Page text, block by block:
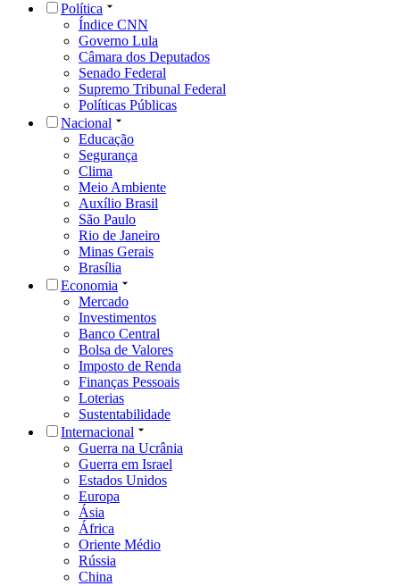
Política
Índice CNN
Governo Lula
Câmara dos Deputados
Senado Federal
Supremo Tribunal Federal
Políticas Públicas
Nacional
Educação
Segurança
Clima
Meio Ambiente
Auxílio Brasil
São Paulo
Rio de Janeiro
Minas Gerais
Brasília
Economia
Mercado
Investimentos
Banco Central
Bolsa de Valores
Imposto de Renda
Finanças Pessoais
Loterias
Sustentabilidade
Internacional
Guerra na Ucrânia
Guerra em Israel
Estados Unidos
Europa
Ásia
África
Oriente Médio
Rússia
China